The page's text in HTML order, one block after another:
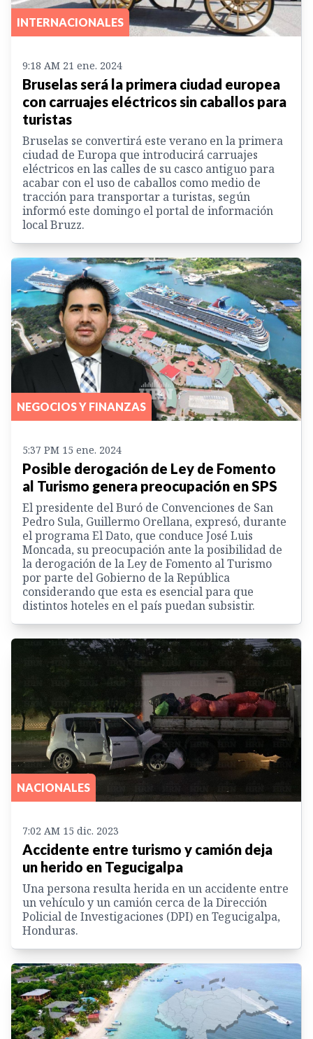
INTERNACIONALES
9:18 AM 21 ene. 2024
Bruselas será la primera ciudad europea
con carruajes eléctricos sin caballos para
turistas
Bruselas se convertirá este verano en la primera
ciudad de Europa que introducirá carruajes
eléctricos en las calles de su casco antiguo para
acabar con el uso de caballos como medio de
tracción para transportar a turistas, según
informó este domingo el portal de información
local Bruzz.
NEGOCIOS Y FINANZAS
5:37 PM 15 ene. 2024
Posible derogación de Ley de Fomento
al Turismo genera preocupación en SPS
El presidente del Buró de Convenciones de San
Pedro Sula, Guillermo Orellana, expresó, durante
el programa El Dato, que conduce José Luis
Moncada, su preocupación ante la posibilidad de
la derogación de la Ley de Fomento al Turismo
por parte del Gobierno de la República
considerando que esta es esencial para que
distintos hoteles en el país puedan subsistir.
NACIONALES
7:02 AM 15 dic. 2023
Accidente entre turismo y camión deja
un herido en Tegucigalpa
Una persona resulta herida en un accidente entre
un vehículo y un camión cerca de la Dirección
Policial de Investigaciones (DPI) en Tegucigalpa,
Honduras.